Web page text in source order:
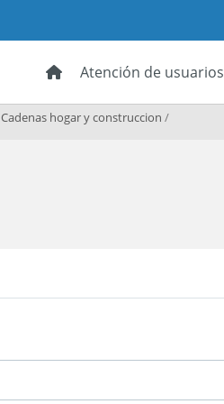
Atención de usuarios
Cadenas hogar y construccion /